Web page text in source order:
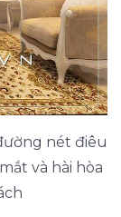
nét điêu
và hài hòa